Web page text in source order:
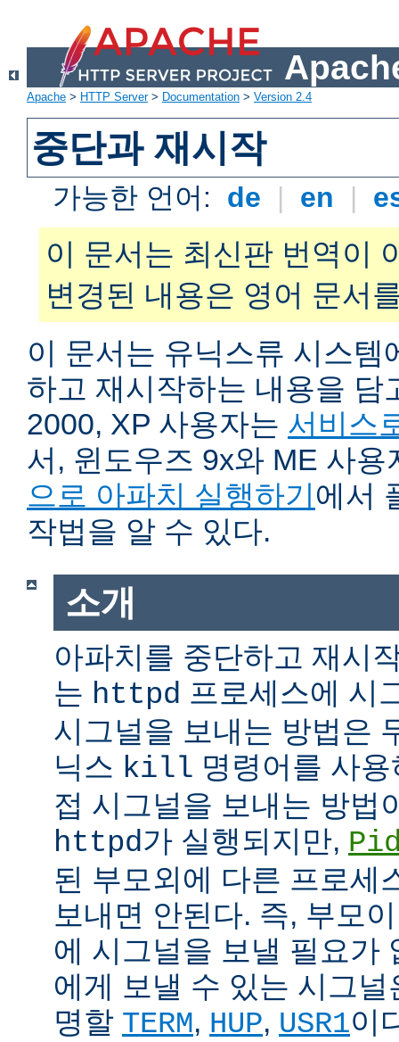
Apache > HTTP Server> Documentation > Version 2.4
중단과 재시작
가능한 언어: de | en |
이 문서는 최신판 번역이
변경된 내용은 영어 문서
이 문서는 유닉스류 시스템
하고 재시작하는 내용을 담
2000, XP 사용자는 서비스
서, 윈도우즈 9x와 ME 사
으로 아파치 실행하기에서
작법을 알 수 있다.
소개
아파치를 중단하고 재시
는 httpd 프로세스에 시
시그널을 보내는 방법은
닉스 kill 명령어를 사
접 시그널을 보내는 방법
httpd가 실행되지만,
된 부모외에 다른 프로세
보내면 안된다. 즉, 부모
에 시그널을 보낼 필요가
에게 보낼 수 있는 시그
명할 TERM, HUP, USR1이